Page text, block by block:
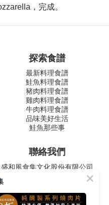
，完成。
探索食譜
最新料理食譜
鮭魚料理食譜
豬肉料理食譜
雞肉料理食譜
牛肉料理食譜
品味美好生活
鮭魚那些事
聯絡我們
盛和風食集文化股份有限公司
周一至五 9:00-12:30 ∣ 13:30-
17:30